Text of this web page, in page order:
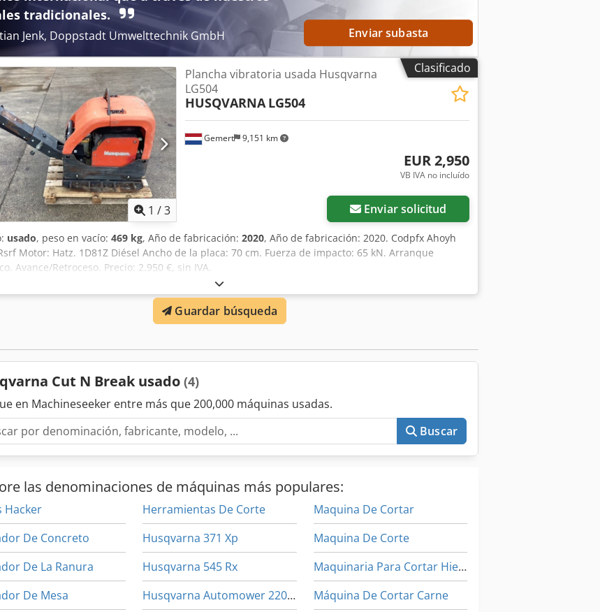
información ahora y asegure stock disponible inmediato! Si lo necesita, podemos realizar una
virtual de la máquina por videollamada.
tradicionales.
Jenk, Doppstadt Umwelttechnik GmbH Enviar subasta
Clasificado
1 /3
Gemert 9,151 km
Plancha vibratoria usada Husqvarna
LG504
HUSQVARNA LG504
EUR 2,950
VB IVA no incluído
Enviar solicitud
usado, peso en vacío: 469 kg, Año de fabricación: 2020, Año de fabricación: 2020. Codpfx Ahoyh
Motor: Hatz. 1D81Z Diésel Ancho de la placa: 70 cm. Fuerza de impacto: 65 kN. Arranque
Avance/Retroceso. Precio: 2.950 €, sin IVA.
Guardar búsqueda
Cut N Break usado (4)
en Machineseeker entre más que 200,000 máquinas usadas.
Buscar
las denominaciones de máquinas más populares:
Hacker
De Concreto
De La Ranura
De Mesa
Herramientas De Corte
Husqvarna 371 Xp
Husqvarna 545 Rx
Husqvarna Automower 220 Ac
Maquina De Cortar
Maquina De Corte
Maquinaria Para Cortar Hierro
Máquina De Cortar Carne